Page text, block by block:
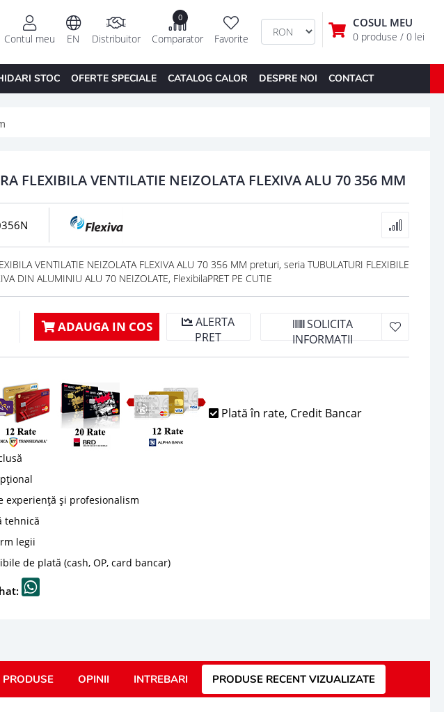
COSUL MEU
0 produse / 0 lei
Favorite
0
Comparator
Distribuitor
EN
Contul meu
STOC OFERTE SPECIALE CATALOG CALOR DESPRE NOI CONTACT
FLEXIBILA VENTILATIE NEIZOLATA FLEXIVA ALU 70 356 MM
VENTILATIE NEIZOLATA FLEXIVA ALU 70 356 MM preturi, seria TUBULATURI FLEXIBILE
DIN ALUMINIU ALU 70 NEIZOLATE, FlexibilaPRET PE CUTIE
ADAUGA IN COS
ALERTA
PRET
SOLICITA
INFORMATII
Plată în rate, Credit Bancar
experiență și profesionalism
tehnică
legii
de plată (cash, OP, card bancar)
OPINII INTREBARI PRODUSE RECENT VIZUALIZATE